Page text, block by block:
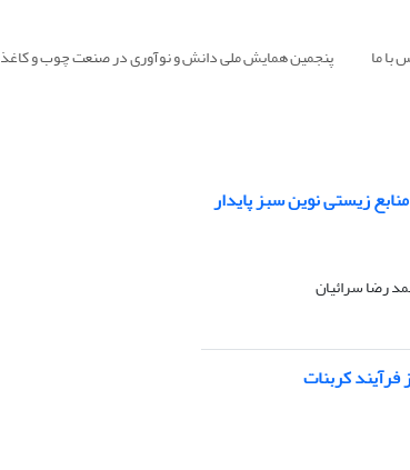
با ما پنجمین همایش ملی دانش و نوآوری در صنعت چوب و کاغذ
زیستی نوین سبز پایدار
رضا سرائیان
فرآیند کربنات